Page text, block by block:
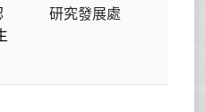
研究發展處